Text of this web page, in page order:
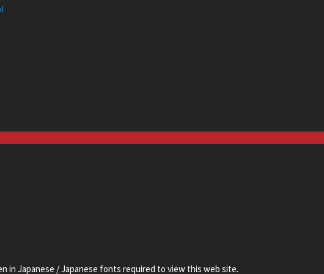
in Japanese / Japanese fonts required to view this web site.